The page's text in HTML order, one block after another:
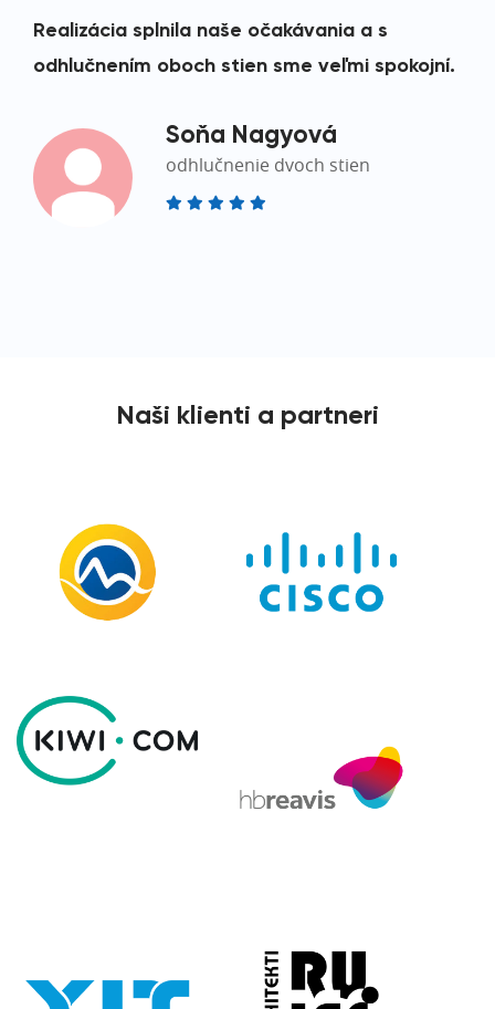
Realizácia splnila naše očakávania a s
odhlučnením oboch stien sme veľmi spokojní.
Soňa Nagyová
odhlučnenie dvoch stien
Naši klienti a partneri